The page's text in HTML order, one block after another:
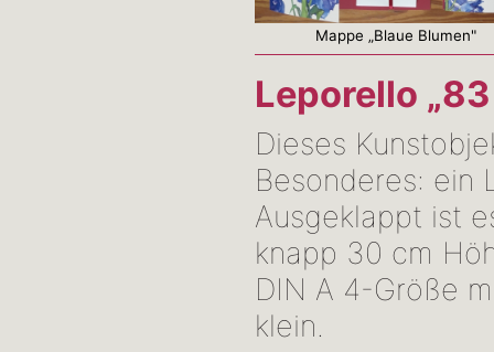
Mappe „Blaue Blumen"
Leporello
Dieses
Besonderes: ein
Ausgeklappt ist
knapp 30 cm
DIN A 4-Größe
klein.